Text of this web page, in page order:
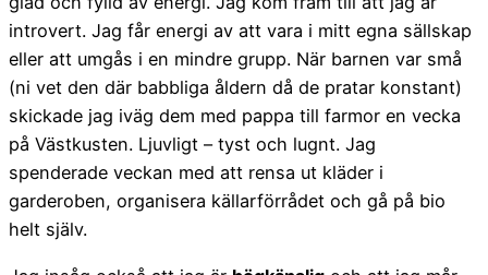
introvert. Jag får energi av att vara i mitt egna sällskap
eller att umgås i en mindre grupp. När barnen var små
(ni vet den där babbliga åldern då de pratar konstant)
skickade jag iväg dem med pappa till farmor en vecka
på Västkusten. Ljuvligt – tyst och lugnt. Jag
spenderade veckan med att rensa ut kläder i
garderoben, organisera källarförrådet och gå på bio
helt själv.